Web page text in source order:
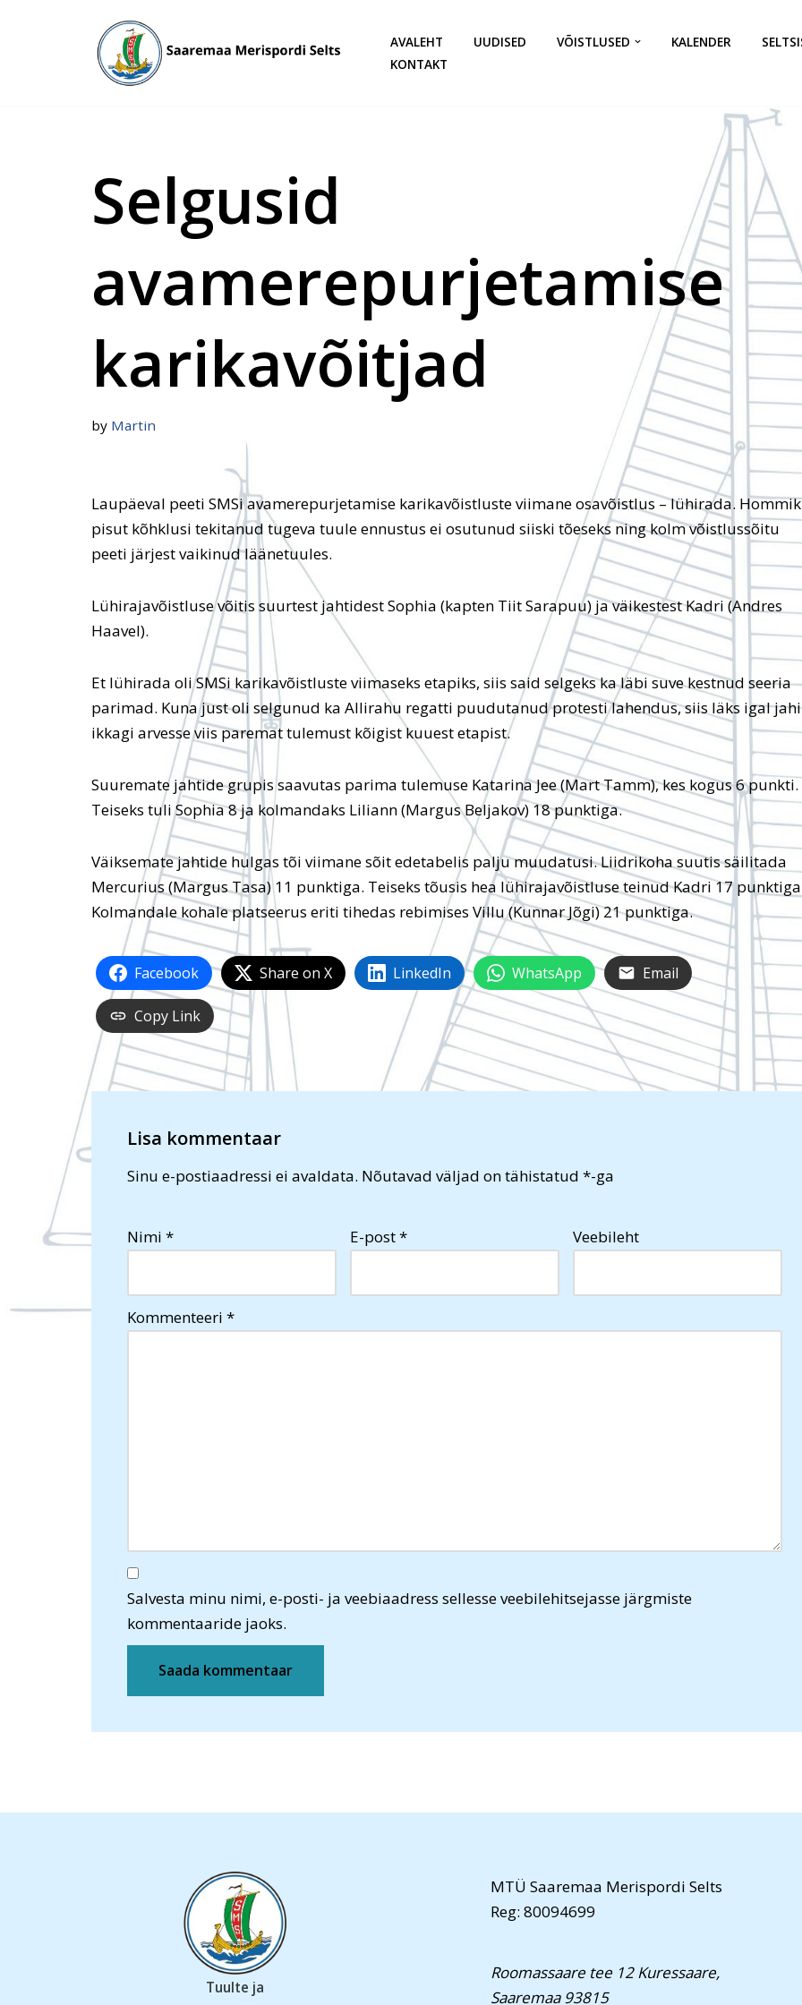
AVALEHT UUDISED VÕISTLUSED KALENDER
KONTAKT
Selgusid
avamerepurjetamise
karikavõitjad
by Martin
Laupäeval peeti SMSi avamerepurjetamise karikavõistluste viimane osavõistlus – lühirada.
pisut kõhklusi tekitanud tugeva tuule ennustus ei osutunud siiski tõeseks ning kolm võistlussõitu
peeti järjest vaikinud läänetuules.
Lühirajavõistluse võitis suurtest jahtidest Sophia (kapten Tiit Sarapuu) ja väikestest Kadri (Andres
Haavel).
Et lühirada oli SMSi karikavõistluste viimaseks etapiks, siis said selgeks ka läbi suve kestnud seeria
parimad. Kuna just oli selgunud ka Allirahu regatti puudutanud protesti lahendus, siis läks igal
ikkagi arvesse viis paremat tulemust kõigist kuuest etapist.
Suuremate jahtide grupis saavutas parima tulemuse Katarina Jee (Mart Tamm), kes kogus 6 punkti.
Teiseks tuli Sophia 8 ja kolmandaks Liliann (Margus Beljakov) 18 punktiga.
Väiksemate jahtide hulgas tõi viimane sõit edetabelis palju muudatusi. Liidrikoha suutis säilitada
Mercurius (Margus Tasa) 11 punktiga. Teiseks tõusis hea lühirajavõistluse teinud Kadri 17
Kolmandale kohale platseerus eriti tihedas rebimises Villu (Kunnar Jõgi) 21 punktiga.
Facebook Share on X LinkedIn WhatsApp Email
Copy Link
Lisa kommentaar
Sinu e-postiaadressi ei avaldata. Nõutavad väljad on tähistatud *-ga
Nimi * E-post* Veebileht
Kommenteeri *
Salvesta minu nimi, e-posti- ja veebiaadress sellesse veebilehitsejasse järgmiste
kommentaaride jaoks.
Tuulte ja
MTÜ Saaremaa Merispordi Selts
Reg: 80094699
Roomassaare tee 12 Kuressaare,
Saaremaa 93815